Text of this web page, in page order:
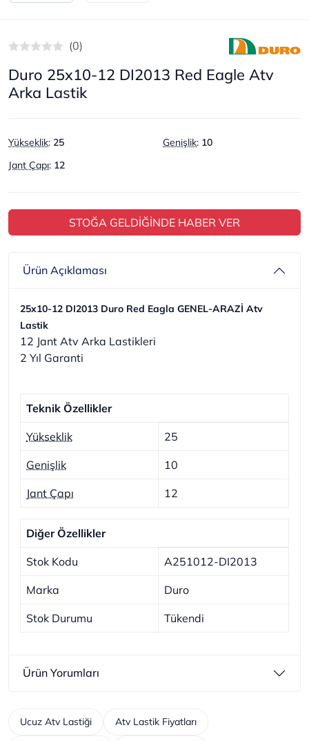
(0)
Duro 25x10-12 DI2013 Red Eagle Atv
Arka Lastik
Yükseklik: 25 Genişlik: 10
Jant Çapı: 12
STOĞA GELDİĞİNDE HABER VER
Ürün Açıklaması
25x10-12 DI2013 Duro Red Eagla GENEL-ARAZİ Atv
Lastik
12 Jant Atv Arka Lastikleri
2 Yıl Garanti
Teknik Özellikler
Yükseklik 25
Genişlik 10
Jant Çapı 12
Diğer Özellikler
Stok Kodu A251012-DI2013
Marka Duro
Stok Durumu Tükendi
Ürün Yorumları
Ucuz Atv Lastiği Atv Lastik Fiyatları